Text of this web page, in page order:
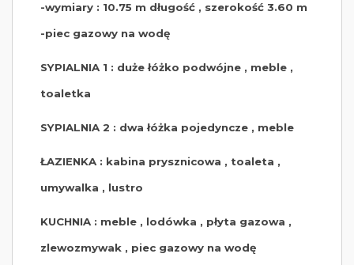
-wymiary : 10.75 m długość , szerokość 3.60 m
-piec gazowy na wodę
SYPIALNIA 1 : duże łóżko podwójne , meble ,
toaletka
SYPIALNIA 2 : dwa łóżka pojedyncze , meble
ŁAZIENKA : kabina prysznicowa , toaleta ,
umywalka , lustro
KUCHNIA : meble , lodówka , płyta gazowa ,
zlewozmywak , piec gazowy na wodę